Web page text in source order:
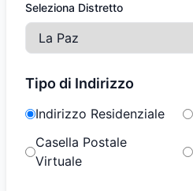
Seleziona Distretto
Tipo di Indirizzo
Indirizzo Residenziale
Casella Postale
Virtuale